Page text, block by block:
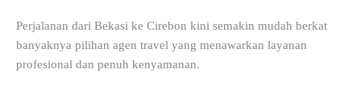
Perjalanan dari Bekasi ke Cirebon kini semakin mudah berkat
banyaknya pilihan agen travel yang menawarkan layanan
profesional dan penuh kenyamanan.